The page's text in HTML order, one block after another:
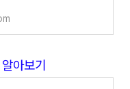
아보기